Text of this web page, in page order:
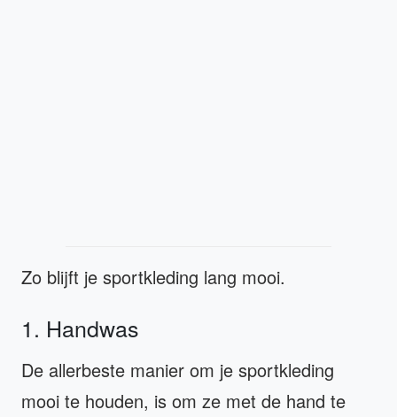
Zo blijft je sportkleding lang mooi.
1. Handwas
De allerbeste manier om je sportkleding
mooi te houden, is om ze met de hand te